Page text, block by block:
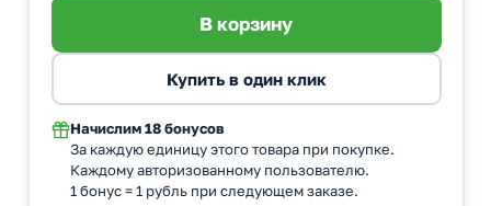
Начислим 18 бонусов
За каждую единицу этого товара при покупке.
Каждому авторизованному пользователю.
1 бонус = 1 рубль при следующем заказе.